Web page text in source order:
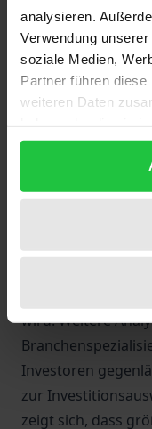
analysieren.
Verwendung
soziale Medien,
Partner führen
weiteren Daten
gesammelt haben.
Dieses Buch
Finanzierung
Unternehmen, die
Risikokapital-
wird. Weitere
Investoren
zur
zeigt sich, dass